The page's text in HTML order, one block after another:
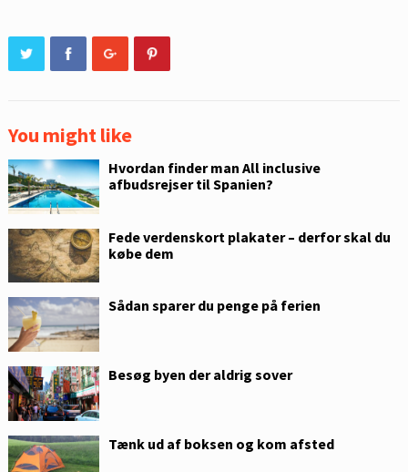
You might like
Hvordan finder man All inclusive
afbudsrejser til Spanien?
Fede verdenskort plakater – derfor skal du
købe dem
Sådan sparer du penge på ferien
Besøg byen der aldrig sover
Tænk ud af boksen og kom afsted